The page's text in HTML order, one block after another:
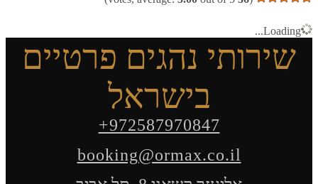
Loading...
שירותי נהגים פרטיים
בישראל
+972587970847
booking@ormax.co.il